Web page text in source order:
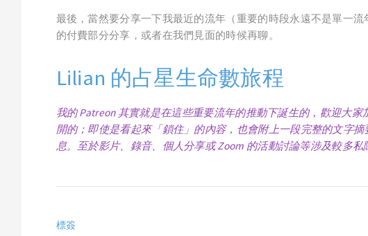
最後，當然要分享一下我最近的流年（重要的時段永遠不是單一
的付費部分分享，或者在我們見面的時候再聊。
Lilian 的占星生命數旅程
我的 Patreon 其實就是在這些重要流年的推動下誕生的，歡迎大
開的；即使是看起來「鎖住」的內容，也會附上一段完整的文字
息。至於影片、錄音、個人分享或 Zoom 的活動討論等涉及較多私
標簽